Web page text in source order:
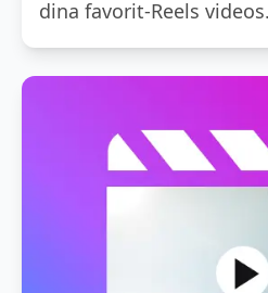
dina favorit-Reels videos.